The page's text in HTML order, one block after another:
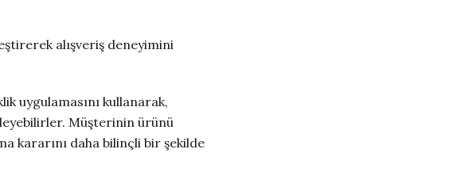
alışveriş deneyimini
uygulamasını kullanarak,
Müşterinin ürünü
kararını daha bilinçli bir şekilde